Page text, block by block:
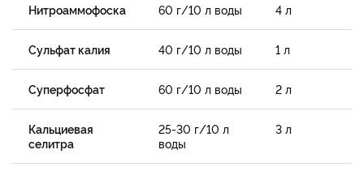
Нитроаммофоска 60 г/10 л воды 4 л
Сульфат калия 40 г/10 л воды 1 л
Суперфосфат 60 г/10 л воды 2 л
Кальциевая
селитра
25-30 г/10 л
воды
3 л